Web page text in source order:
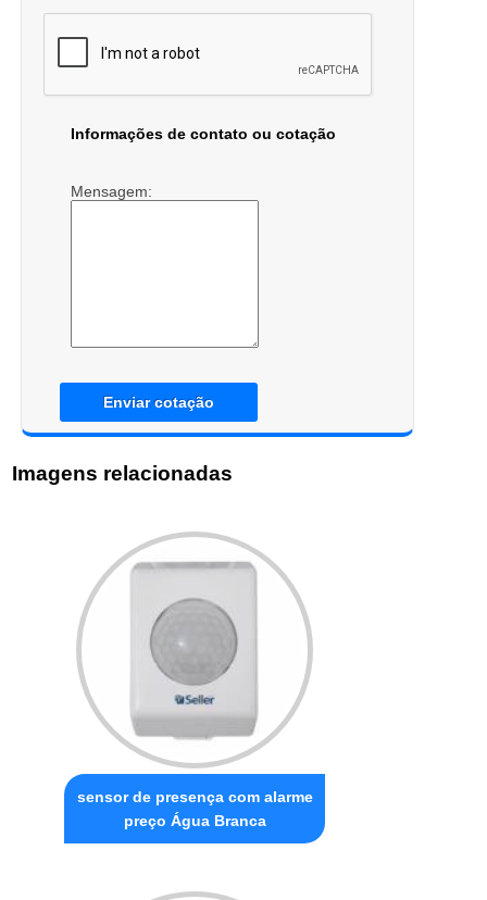
Informações de contato ou cotação
Mensagem:
Enviar cotação
Imagens relacionadas
sensor de presença com alarme
preço Água Branca